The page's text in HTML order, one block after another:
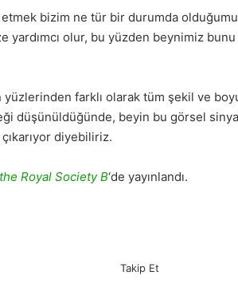
bizim ne tür bir durumda
yardımcı olur, bu yüzden beynimiz
farklı olarak tüm şekil ve
düşünüldüğünde, beyin bu görsel
diyebiliriz.
Royal Society B‘de yayınlandı.
Takip Et